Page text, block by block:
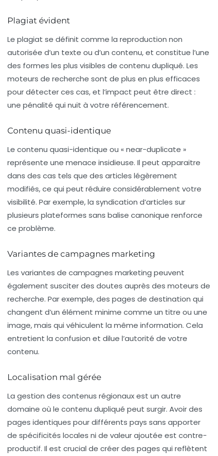
Plagiat évident
Le plagiat se définit comme la reproduction non
autorisée d’un texte ou d’un contenu, et constitue l’une
des formes les plus visibles de contenu dupliqué. Les
moteurs de recherche sont de plus en plus efficaces
pour détecter ces cas, et l’impact peut être direct :
une pénalité qui nuit à votre référencement.
Contenu quasi-identique
Le contenu quasi-identique ou « near-duplicate »
représente une menace insidieuse. Il peut apparaitre
dans des cas tels que des articles légèrement
modifiés, ce qui peut réduire considérablement votre
visibilité. Par exemple, la syndication d’articles sur
plusieurs plateformes sans balise canonique renforce
ce problème.
Variantes de campagnes marketing
Les variantes de campagnes marketing peuvent
également susciter des doutes auprès des moteurs de
recherche. Par exemple, des pages de destination qui
changent d’un élément minime comme un titre ou une
image, mais qui véhiculent la même information. Cela
entretient la confusion et dilue l’autorité de votre
contenu.
Localisation mal gérée
La gestion des contenus régionaux est un autre
domaine où le contenu dupliqué peut surgir. Avoir des
pages identiques pour différents pays sans apporter
de spécificités locales ni de valeur ajoutée est contre-
productif. Il est crucial de créer des pages qui reflètent